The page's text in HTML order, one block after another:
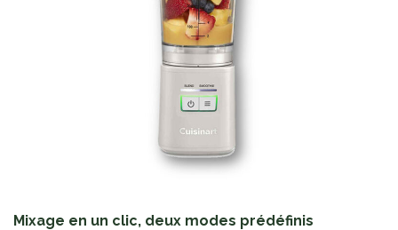
Mixage en un clic, deux modes prédéfinis